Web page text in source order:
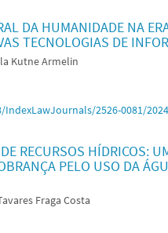
DA HUMANIDADE NA
TECNOLOGIAS DE
Kutne Armelin
2526-0081/
RECURSOS HÍDRICOS:
PELO USO DA
Fraga Costa